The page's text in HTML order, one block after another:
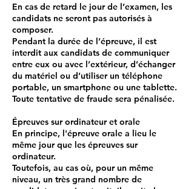
En cas de retard le jour de l’examen, les
candidats ne seront pas autorisés à
composer.
Pendant la durée de l’épreuve, il est
interdit aux candidats de communiquer
entre eux ou avec l’extérieur, d’échanger
du matériel ou d’utiliser un téléphone
portable, un smartphone ou une tablette.
Toute tentative de fraude sera pénalisée.
Épreuves sur ordinateur et orale
En principe, l'épreuve orale a lieu le
même jour que les épreuves sur
ordinateur.
Toutefois, au cas où, pour un même
niveau, un très grand nombre de